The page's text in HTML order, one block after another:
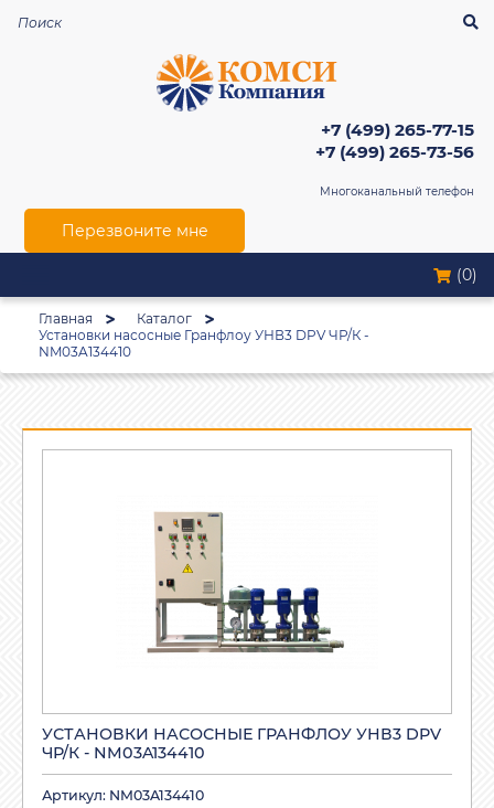
+7 (499) 265-77-15
+7 (499) 265-73-56
Многоканальный телефон
Перезвоните мне
(0)
Главная
Каталог
Установки насосные Гранфлоу УНВ3 DPV ЧР/К -
NM03A134410
УСТАНОВКИ НАСОСНЫЕ ГРАНФЛОУ УНВ3 DPV
ЧР/К - NM03A134410
Артикул: NM03A134410